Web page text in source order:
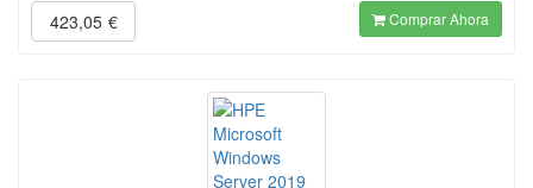
423,05 € Comprar Ahora